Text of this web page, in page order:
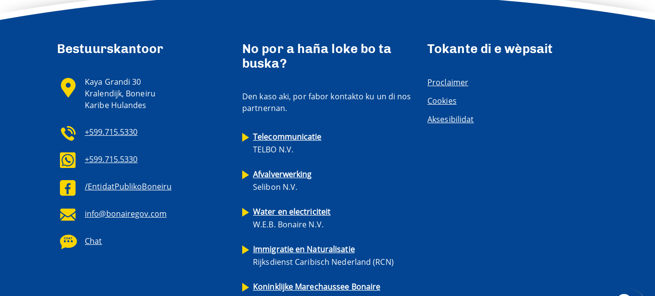
Bestuurskantoor
Kaya Grandi 30
Kralendijk, Boneiru
Karibe Hulandes
+599.715.5330
+599.715.5330
/EntidatPublikoBoneiru
info@bonairegov.com
Chat
No por a haña loke bo ta
buska?
Den kaso aki, por fabor kontakto ku un di nos
partnernan.
Telecommunicatie
TELBO N.V.
Afvalverwerking
Selibon N.V.
Water en electriciteit
W.E.B. Bonaire N.V.
Immigratie en Naturalisatie
Rijksdienst Caribisch Nederland (RCN)
Koninklijke Marechaussee Bonaire
Tokante di e wèpsait
Proclaimer
Cookies
Aksesibilidat